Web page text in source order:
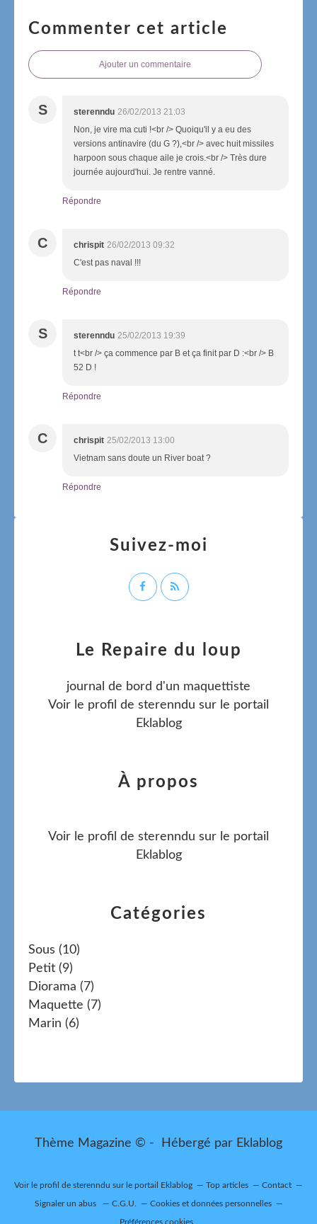
Commenter cet article
Ajouter un commentaire
S sterenndu 26/02/2013 21:03
Non, je vire ma cuti !<br /> Quoiqu'il y a eu des
versions antinavire (du G ?),<br /> avec huit missiles
harpoon sous chaque aile je crois.<br /> Très dure
journée aujourd'hui. Je rentre vanné.
Répondre
C chrispit 26/02/2013 09:32
C'est pas naval !!!
Répondre
S sterenndu 25/02/2013 19:39
t t<br /> ça commence par B et ça finit par D :<br /> B
52 D !
Répondre
C chrispit 25/02/2013 13:00
Vietnam sans doute un River boat ?
Répondre
Catégories
Sous (10)
Petit (9)
Diorama (7)
Maquette (7)
Marin (6)
Le Repaire du loup
journal de bord d'un maquettiste
Voir le profil de sterenndu sur le portail
Eklablog
Suivez-moi
À propos
Voir le profil de sterenndu sur le portail
Eklablog
Thème Magazine © - Hébergé par Eklablog
Voir le profil de sterenndu sur le portail Eklablog Top articles Contact
Signaler un abus C.G.U. Cookies et données personnelles
Préférences cookies